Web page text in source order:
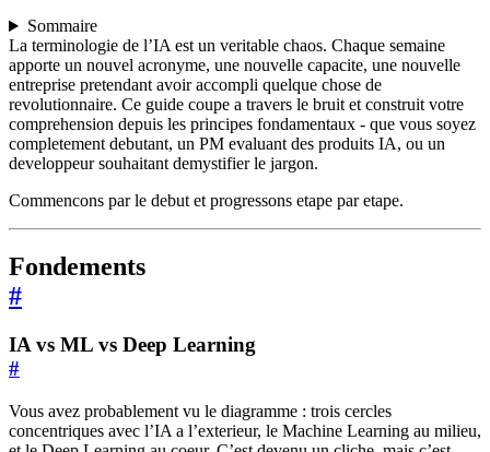
Sommaire
La terminologie de l’IA est un veritable chaos. Chaque semaine
apporte un nouvel acronyme, une nouvelle capacite, une nouvelle
entreprise pretendant avoir accompli quelque chose de
revolutionnaire. Ce guide coupe a travers le bruit et construit votre
comprehension depuis les principes fondamentaux - que vous soyez
completement debutant, un PM evaluant des produits IA, ou un
developpeur souhaitant demystifier le jargon.
Commencons par le debut et progressons etape par etape.
Fondements
#
IA vs ML vs Deep Learning
#
Vous avez probablement vu le diagramme : trois cercles
concentriques avec l’IA a l’exterieur, le Machine Learning au milieu,